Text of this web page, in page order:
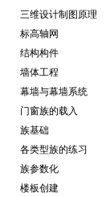
三维设计制图原理
标高轴网
结构构件
墙体工程
幕墙与幕墙系统
门窗族的载入
族基础
各类型族的练习
族参数化
楼板创建